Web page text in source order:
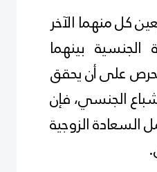
كل منهما الآخر
الجنسية بينهما
على أن يحقق
الجنسي، فإن
الزوجية